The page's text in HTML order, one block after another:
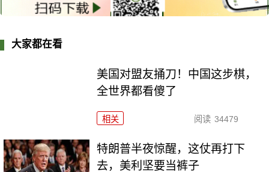
大家都在看
美国对盟友捅刀！中国这步棋，
全世界都看傻了
相关 阅读 34479
特朗普半夜惊醒，这仗再打下
去，美利坚要当裤子